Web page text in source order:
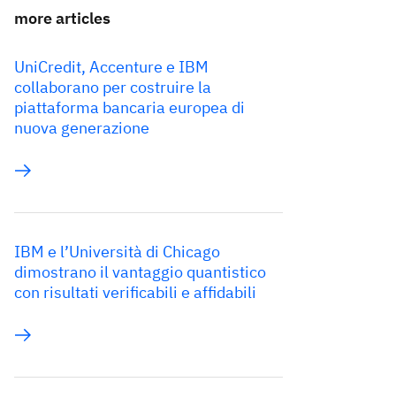
more articles
UniCredit, Accenture e IBM
collaborano per costruire la
piattaforma bancaria europea di
nuova generazione
IBM e l’Università di Chicago
dimostrano il vantaggio quantistico
con risultati verificabili e affidabili